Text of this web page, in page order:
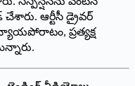
ఆర్టీసీ డ్రైవర్
ప్రత్యక్ష